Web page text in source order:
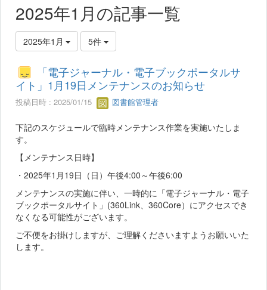
2025年1月の記事一覧
2025年1月 5件
「電子ジャーナル・電子ブックポータルサ
イト」1月19日メンテナンスのお知らせ
投稿日時 : 2025/01/15 図書館管理者
下記のスケジュールで臨時メンテナンス作業を実施いたしま
す。
【メンテナンス日時】
・2025年1月19日（日）午後4:00～午後6:00
メンテナンスの実施に伴い、一時的に「電子ジャーナル・電子
ブックポータルサイト」(360Link、360Core）にアクセスでき
なくなる可能性がございます。
ご不便をお掛けしますが、ご理解くださいますようお願いいた
します。